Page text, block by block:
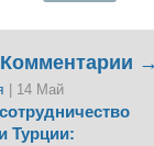
Комментарии →
| 14 Май
Турции: